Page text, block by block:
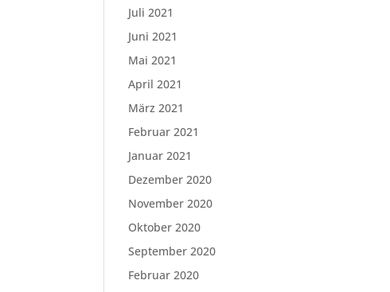
Juli 2021
Juni 2021
Mai 2021
April 2021
März 2021
Februar 2021
Januar 2021
Dezember 2020
November 2020
Oktober 2020
September 2020
Februar 2020